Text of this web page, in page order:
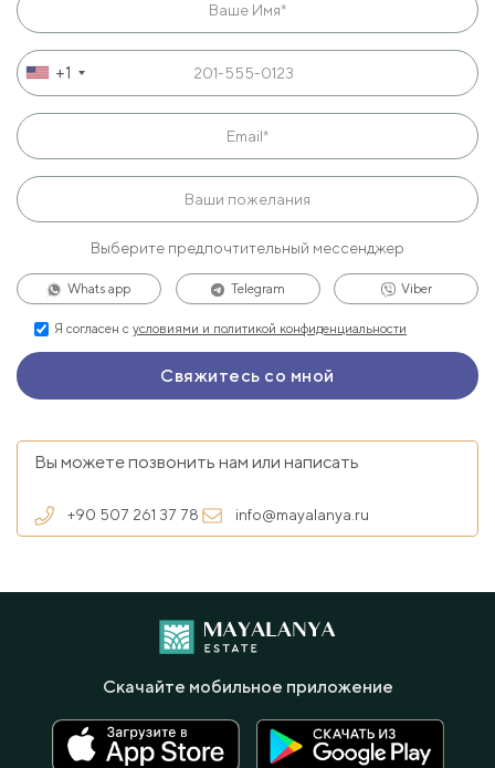
+1
Выберите предпочтительный мессенджер
Whats app Telegram Viber
Я согласен с условиями и политикой конфиденциальности
Вы можете позвонить нам или написать
+90 507 261 37 78 info@mayalanya.ru
Скачайте мобильное приложение